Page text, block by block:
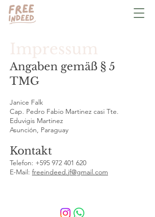
Impressum
Angaben gemäß § 5
TMG
Janice Falk
Cap. Pedro Fabio Martinez casi Tte.
Eduvigis Martinez
Asunción, Paraguay
Kontakt
Telefon: +595 972 401 620
E-Mail: freeindeed.jf@gmail.com